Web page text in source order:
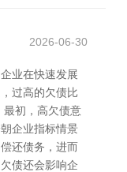
2026-06-30
业在快速发展
过高的欠债比
最初，高欠债意
企业指标情景
还债务，进而
债还会影响企